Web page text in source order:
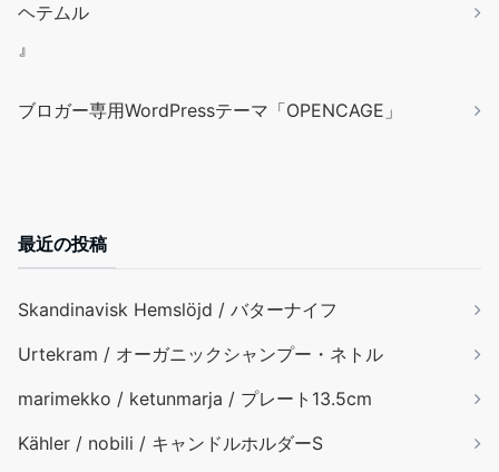
ヘテムル
』
ブロガー専用WordPressテーマ「OPENCAGE」
最近の投稿
Skandinavisk Hemslöjd / バターナイフ
Urtekram / オーガニックシャンプー・ネトル
marimekko / ketunmarja / プレート13.5cm
Kähler / nobili / キャンドルホルダーS